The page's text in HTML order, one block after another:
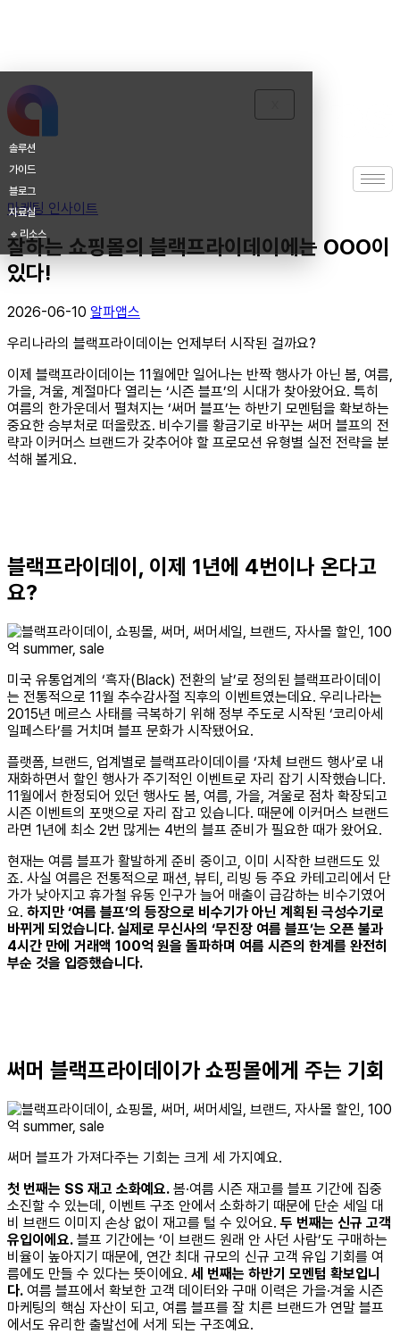
솔루션
가이드
블로그
자료실
🔹리소스
마케팅 인사이트
잘하는 쇼핑몰의 블랙프라이데이에는 OOO이
있다!
2026-06-10 알파앱스
우리나라의 블랙프라이데이는 언제부터 시작된 걸까요?
이제 블랙프라이데이는 11월에만 일어나는 반짝 행사가 아닌 봄, 여름,
가을, 겨울, 계절마다 열리는 ‘시즌 블프’의 시대가 찾아왔어요. 특히
여름의 한가운데서 펼쳐지는 ‘써머 블프’는 하반기 모멘텀을 확보하는
중요한 승부처로 떠올랐죠. 비수기를 황금기로 바꾸는 써머 블프의 전
략과 이커머스 브랜드가 갖추어야 할 프로모션 유형별 실전 전략을 분
석해 볼게요.
블랙프라이데이, 이제 1년에 4번이나 온다고
요?
미국 유통업계의 ‘흑자(Black) 전환의 날’로 정의된 블랙프라이데이
는 전통적으로 11월 추수감사절 직후의 이벤트였는데요. 우리나라는
2015년 메르스 사태를 극복하기 위해 정부 주도로 시작된 ‘코리아세
일페스타’를 거치며 블프 문화가 시작됐어요.
플랫폼, 브랜드, 업계별로 블랙프라이데이를 ‘자체 브랜드 행사’로 내
재화하면서 할인 행사가 주기적인 이벤트로 자리 잡기 시작했습니다.
11월에서 한정되어 있던 행사도 봄, 여름, 가을, 겨울로 점차 확장되고
시즌 이벤트의 포맷으로 자리 잡고 있습니다. 때문에 이커머스 브랜드
라면 1년에 최소 2번 많게는 4번의 블프 준비가 필요한 때가 왔어요.
현재는 여름 블프가 활발하게 준비 중이고, 이미 시작한 브랜드도 있
죠. 사실 여름은 전통적으로 패션, 뷰티, 리빙 등 주요 카테고리에서 단
가가 낮아지고 휴가철 유동 인구가 늘어 매출이 급감하는 비수기였어
요. 하지만 ‘여름 블프’의 등장으로 비수기가 아닌 계획된 극성수기로
바뀌게 되었습니다. 실제로 무신사의 ‘무진장 여름 블프’는 오픈 불과
4시간 만에 거래액 100억 원을 돌파하며 여름 시즌의 한계를 완전히
부순 것을 입증했습니다.
써머 블랙프라이데이가 쇼핑몰에게 주는 기회
써머 블프가 가져다주는 기회는 크게 세 가지예요.
첫 번째는 SS 재고 소화예요. 봄·여름 시즌 재고를 블프 기간에 집중
소진할 수 있는데, 이벤트 구조 안에서 소화하기 때문에 단순 세일 대
비 브랜드 이미지 손상 없이 재고를 털 수 있어요. 두 번째는 신규 고객
유입이에요. 블프 기간에는 ‘이 브랜드 원래 안 사던 사람’도 구매하는
비율이 높아지기 때문에, 연간 최대 규모의 신규 고객 유입 기회를 여
름에도 만들 수 있다는 뜻이에요. 세 번째는 하반기 모멘텀 확보입니
다. 여름 블프에서 확보한 고객 데이터와 구매 이력은 가을·겨울 시즌
마케팅의 핵심 자산이 되고, 여름 블프를 잘 치른 브랜드가 연말 블프
에서도 유리한 출발선에 서게 되는 구조예요.